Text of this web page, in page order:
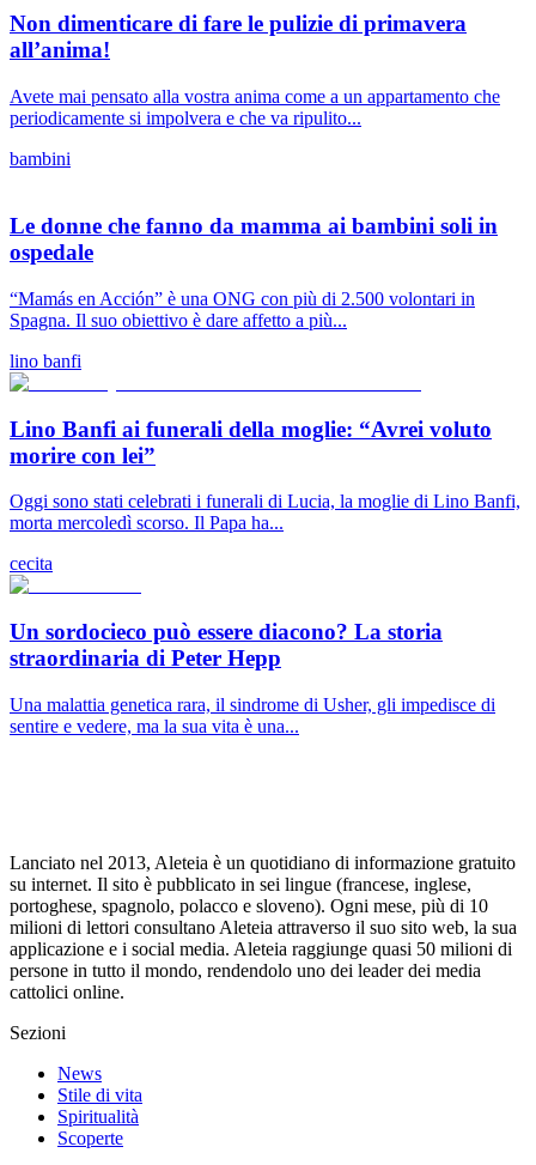
Non dimenticare di fare le pulizie di primavera
all’anima!
Avete mai pensato alla vostra anima come a un appartamento che
periodicamente si impolvera e che va ripulito...
bambini
Le donne che fanno da mamma ai bambini soli in
ospedale
“Mamás en Acción” è una ONG con più di 2.500 volontari in
Spagna. Il suo obiettivo è dare affetto a più...
lino banfi
Lino Banfi ai funerali della moglie: “Avrei voluto
morire con lei”
Oggi sono stati celebrati i funerali di Lucia, la moglie di Lino Banfi,
morta mercoledì scorso. Il Papa ha...
cecita
Un sordocieco può essere diacono? La storia
straordinaria di Peter Hepp
Una malattia genetica rara, il sindrome di Usher, gli impedisce di
sentire e vedere, ma la sua vita è una...
Lanciato nel 2013, Aleteia è un quotidiano di informazione gratuito
su internet. Il sito è pubblicato in sei lingue (francese, inglese,
portoghese, spagnolo, polacco e sloveno). Ogni mese, più di 10
milioni di lettori consultano Aleteia attraverso il suo sito web, la sua
applicazione e i social media. Aleteia raggiunge quasi 50 milioni di
persone in tutto il mondo, rendendolo uno dei leader dei media
cattolici online.
Sezioni
News
Stile di vita
Spiritualità
Scoperte